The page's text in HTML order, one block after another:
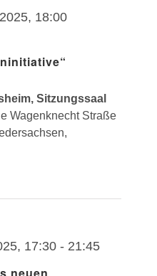
18:00
Sitzungssaal
Wagenknecht Straße
neuen
17:30 - 21:45